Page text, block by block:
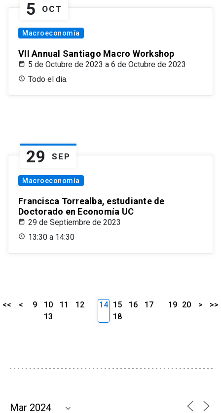
5 OCT
Macroeconomía
VII Annual Santiago Macro Workshop
5 de Octubre de 2023 a 6 de Octubre de 2023
Todo el dia.
29 SEP
Macroeconomía
Francisca Torrealba, estudiante de
Doctorado en Economía UC
29 de Septiembre de 2023
13:30 a 14:30
<< < 9 10 11
12
13
14 15 16
17
18
19 20 > >>